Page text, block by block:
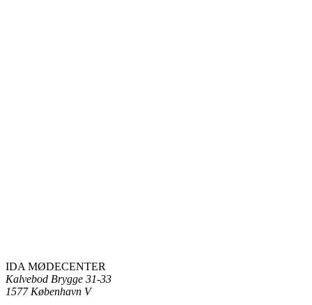
IDA MØDECENTER
Kalvebod Brygge 31-33
1577 København V